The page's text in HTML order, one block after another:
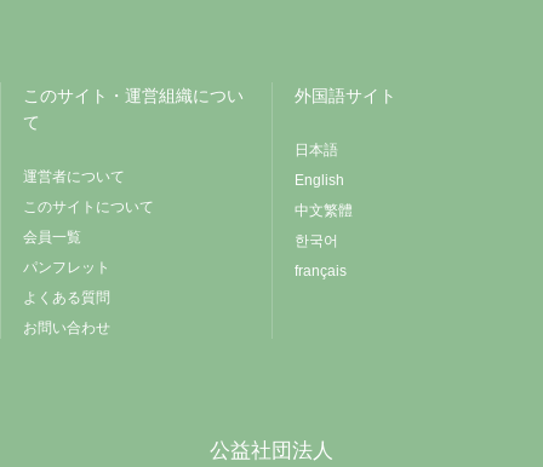
このサイト・運営組織につい
て
運営者について
このサイトについて
会員一覧
パンフレット
よくある質問
お問い合わせ
外国語サイト
日本語
English
中文繁體
한국어
français
公益社団法人